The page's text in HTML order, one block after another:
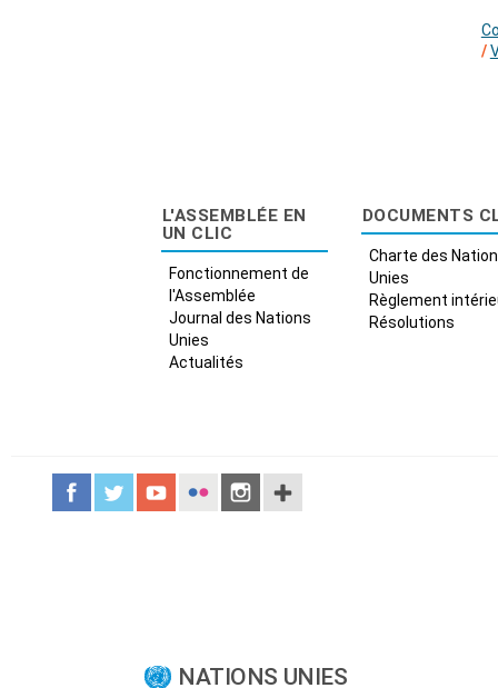
/
L'ASSEMBLÉE EN
UN CLIC
Fonctionnement de
l'Assemblée
Journal des Nations
Unies
Actualités
DOCUMENTS
Charte des
Unies
Règlement
Résolutions
NATIONS UNIES